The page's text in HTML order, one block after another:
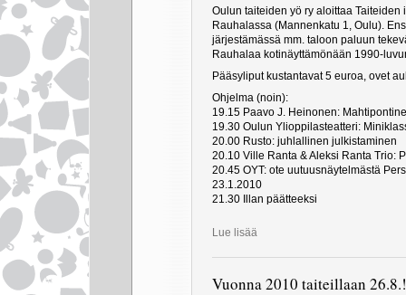
Oulun taiteiden yö ry aloittaa
Rauhalassa (Mannenkatu 1, Oulu).
järjestämässä mm. taloon paluun
Rauhalaa kotinäyttämönään 1990-
Pääsyliput kustantavat 5 euroa, ovet
Ohjelma (noin):
19.15 Paavo J. Heinonen:
19.30 Oulun Ylioppilasteatteri:
20.00 Rusto: juhlallinen julkistaminen
20.10 Ville Ranta & Aleksi Ranta Trio:
20.45 OYT: ote uutuusnäytelmästä
23.1.2010
21.30 Illan päätteeksi
Lue lisää
Vuonna 2010 taiteillaan 26.8.!